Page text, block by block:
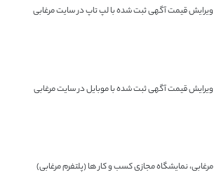
ویرایش قیمت آگهی ثبت شده با لپ تاپ در سایت مرغابی
ویرایش قیمت آگهی ثبت شده با موبایل در سایت مرغابی
مرغابی، نمایشگاه مجازی کسب و کار ها (پلتفرم مرغابی)